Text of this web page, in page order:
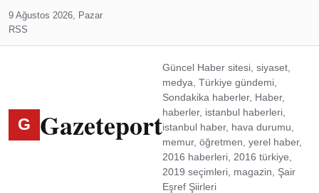
9 Ağustos 2026, Pazar
RSS
G Gazeteport
Güncel Haber sitesi, siyaset,
medya, Türkiye gündemi,
Sondakika haberler, Haber,
haberler, istanbul haberleri,
istanbul haber, hava durumu,
memur, öğretmen, yerel haber,
2016 haberleri, 2016 türkiye,
2019 seçimleri, magazin, Şair
Eşref Şiirleri